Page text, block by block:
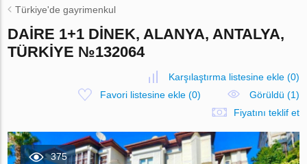
Türkiye'de gayrimenkul
DAIRE 1+1 DINEK, ALANYA, ANTALYA,
TÜRKIYE №132064
Karşılaştırma listesine ekle(0)
Favori listesine ekle(0)
Görüldü (1)
Fiyatını teklif et
375